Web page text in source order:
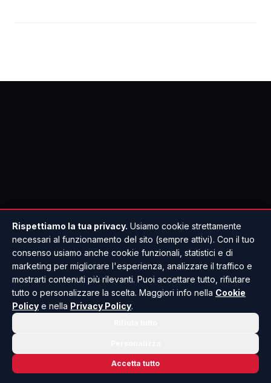
Rispettiamo la tua privacy. Usiamo cookie strettamente
necessari al funzionamento del sito (sempre attivi). Con il tuo
consenso usiamo anche cookie funzionali, statistici e di
marketing per migliorare l'esperienza, analizzare il traffico e
mostrarti contenuti più rilevanti. Puoi accettare tutto, rifiutare
tutto o personalizzare la scelta. Maggiori info nella Cookie
Policy e nella Privacy Policy.
Accetta tutto